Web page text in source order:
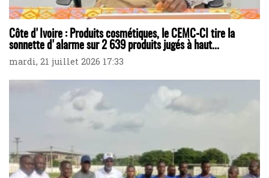
Côte d'Ivoire : Produits cosmétiques, le CEMC-CI tire la
sonnette d'alarme sur 2 639 produits jugés à haut...
mardi, 21 juillet 2026 17:33